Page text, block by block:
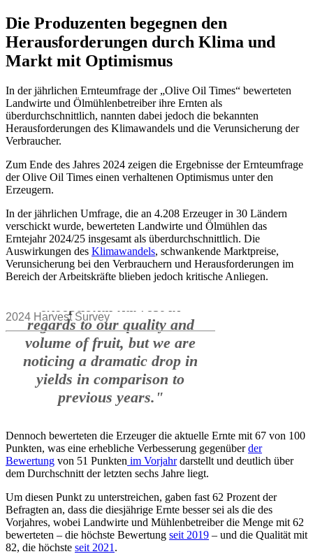
Die Produzenten begegnen den
Herausforderungen durch Klima und
Markt mit Optimismus
In der jährlichen Ernteumfrage der „Olive Oil Times“ bewerteten
Landwirte und Ölmühlenbetreiber ihre Ernten als
überdurchschnittlich, nannten dabei jedoch die bekannten
Herausforderungen des Klimawandels und die Verunsicherung der
Verbraucher.
Zum Ende des Jahres 2024 zeigen die Ergebnisse der Ernteumfrage
der Olive Oil Times einen verhaltenen Optimismus unter den
Erzeugern.
In der jährlichen Umfrage, die an 4.208 Erzeuger in 30 Ländern
verschickt wurde, bewerteten Landwirte und Ölmühlen das
Erntejahr 2024/25 insgesamt als überdurchschnittlich. Die
Auswirkungen des Klimawandels, schwankende Marktpreise,
Verunsicherung bei den Verbrauchern und Herausforderungen im
Bereich der Arbeitskräfte blieben jedoch kritische Anliegen.
Dennoch bewerteten die Erzeuger die aktuelle Ernte mit 67 von 100
Punkten, was eine erhebliche Verbesserung gegenüberder
Bewertung von 51 Punkten im Vorjahrdarstellt und deutlich über
dem Durchschnitt der letzten sechs Jahre liegt.
Um diesen Punkt zu unterstreichen, gaben fast 62 Prozent der
Befragten an, dass die diesjährige Ernte besser sei als die des
Vorjahres, wobei Landwirte und Mühlenbetreiber die Menge mit 62
bewerteten – die höchste Bewertung seit 2019 – und die Qualität mit
82, die höchste seit 2021 .